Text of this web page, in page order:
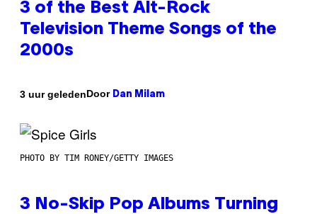
3 of the Best Alt-Rock
Television Theme Songs of the
2000s
3 uur geledenDoor Dan Milam
PHOTO BY TIM RONEY/GETTY IMAGES
3 No-Skip Pop Albums Turning